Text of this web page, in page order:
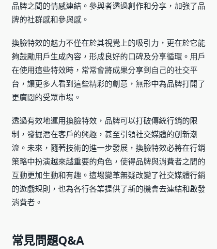
品牌之間的情感連結。參與者透過創作和分享，加強了品
牌的社群感和參與感。
換臉特效的魅力不僅在於其視覺上的吸引力，更在於它能
夠鼓勵用戶生成內容，形成良好的口碑及分享循環。用戶
在使用這些特效時，常常會將成果分享到自己的社交平
台，讓更多人看到這些精彩的創意，無形中為品牌打開了
更廣闊的受眾市場。
透過有效地運用換臉特效，品牌可以打破傳統行銷的限
制，發掘潛在客戶的興趣，甚至引領社交媒體的創新潮
流。未來，隨著技術的進一步發展，換臉特效必將在行銷
策略中扮演越來越重要的角色，使得品牌與消費者之間的
互動更加生動和有趣。這場變革無疑改變了社交媒體行銷
的遊戲規則，也為各行各業提供了新的機會去連結和啟發
消費者。
常見問題Q&A